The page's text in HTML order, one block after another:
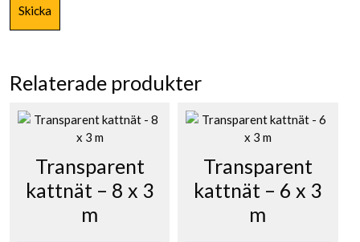
Relaterade produkter
Transparent
kattnät – 8 x 3
m
Transparent
kattnät – 6 x 3
m